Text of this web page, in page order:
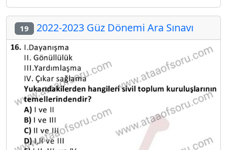
19 2022-2023 Güz Dönemi Ara Sınavı